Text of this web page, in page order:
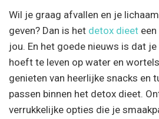
Wil je graag afvallen en je
geven? Dan is het detox dieet
jou. En het goede nieuws is dat
hoeft te leven op water en
genieten van heerlijke snacks en
passen binnen het detox dieet.
verrukkelijke opties die je